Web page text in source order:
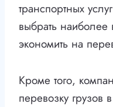
транспортных
выбрать
экономить на
Кроме того,
перевозку грузов